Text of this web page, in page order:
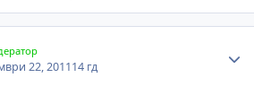
22, 201114 гд